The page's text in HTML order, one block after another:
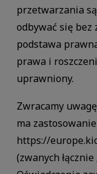
przetwarzania
odbywać się
podstawa
prawa i
uprawniony.
Zwracamy
ma
https://
(zwanych